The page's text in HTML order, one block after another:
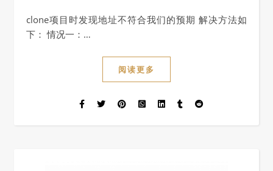
clone项目时发现地址不符合我们的预期 解决方法如
下： 情况一：…
阅读更多